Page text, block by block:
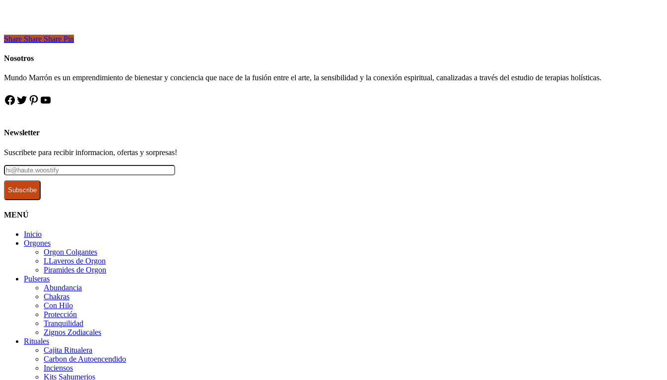
Share
Share Share Share Pin
Nosotros
Mundo Marrón es un emprendimiento de bienestar y conciencia que nace de la fusión entre el arte, la sensibilidad y la conexión espiritual, canalizadas a través del estudio de terapias holísticas.
Facebook Twitter Pinterest YouTube
Newsletter
Suscribete para recibir informacion, ofertas y sorpresas!
MENÚ
Inicio
Orgones
Orgon Colgantes
LLaveros de Orgon
Piramides de Orgon
Pulseras
Abundancia
Chakras
Con Hilo
Protección
Tranquilidad
Zignos Zodiacales
Rituales
Cajita Ritualera
Carbon de Autoencendido
Inciensos
Kits Sahumerios